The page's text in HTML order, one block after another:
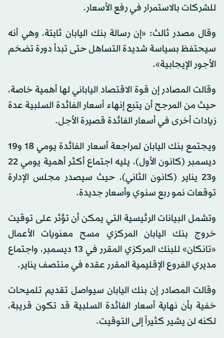
للشركات بالاستمرار في رفع الأسعار.
وقال مصدر ثالث: «إن رسالة بنك اليابان ثابتة، وهي أنه
سيحتفظ بسياسة شديدة التساهل حتى تبدأ دورة تضخم
الأجور الإيجابية».
وقالت المصادر إن قوة الاقتصاد الياباني لها أهمية خاصة،
حيث من المرجح أن يتبع إنهاء أسعار الفائدة السلبية عدة
زيادات أخرى في أسعار الفائدة قصيرة الأجل.
ويجتمع بنك اليابان لمراجعة أسعار الفائدة يومي 18 و19
ديسمبر (كانون الأول)، يليه اجتماع أكثر أهمية يومي 22
و23 يناير (كانون الثاني)، حيث سيصدر مجلس الإدارة
توقعات نمو ربع سنوي وأسعار جديدة.
وتشمل البيانات الرئيسية التي يمكن أن تؤثر على توقيت
خروج بنك اليابان المركزي مسح معنويات الأعمال
«تانكان» للبنك المركزي المقرر في 13 ديسمبر، واجتماع
مديري الفروع الإقليمية المقرر عقده في منتصف يناير.
وقالت المصادر إن بنك اليابان سيواصل تقديم تلميحات
خفية بأن نهاية أسعار الفائدة السلبية قد تكون قريبة،
لكنه لن يشير كثيراً إلى التوقيت.